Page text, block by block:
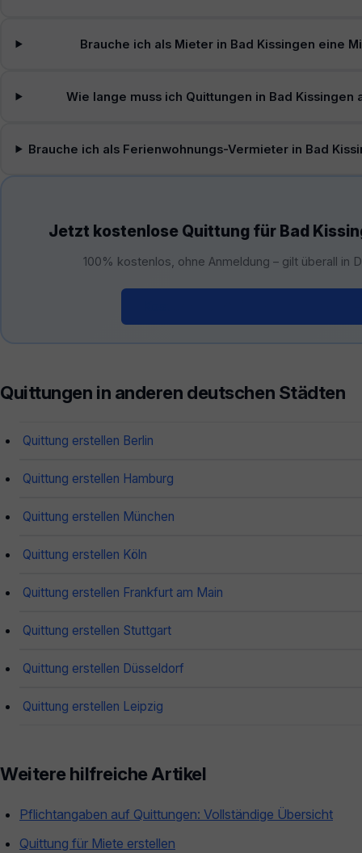
Brauche ich als Mieter in Bad Kissingen eine
Wie lange muss ich Quittungen in Bad Kissingen
Brauche ich als Ferienwohnungs-Vermieter in Bad
Jetzt kostenlose Quittung für Bad
100% kostenlos, ohne Anmeldung – gilt überall in
Quittungen in anderen deutschen Städten
Quittung erstellen Berlin
Quittung erstellen Hamburg
Quittung erstellen München
Quittung erstellen Köln
Quittung erstellen Frankfurt am Main
Quittung erstellen Stuttgart
Quittung erstellen Düsseldorf
Quittung erstellen Leipzig
Weitere hilfreiche Artikel
Pflichtangaben auf Quittungen: Vollständige Übersicht
Quittung für Miete erstellen